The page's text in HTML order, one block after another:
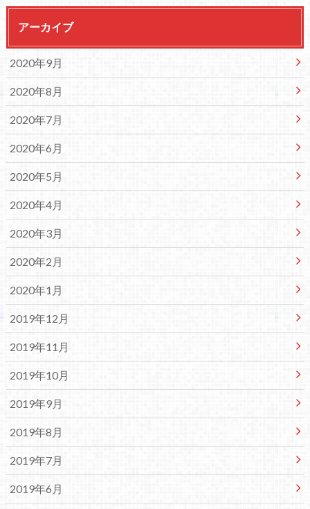
アーカイブ
2020年9月
2020年8月
2020年7月
2020年6月
2020年5月
2020年4月
2020年3月
2020年2月
2020年1月
2019年12月
2019年11月
2019年10月
2019年9月
2019年8月
2019年7月
2019年6月